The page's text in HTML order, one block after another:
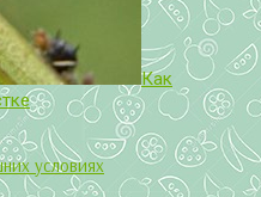
Как
условиях